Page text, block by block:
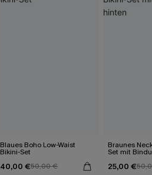
Blaues Boho Low-Waist
Bikini-Set
40,00 €50,00 €
Braunes
Set mit
25,00 €